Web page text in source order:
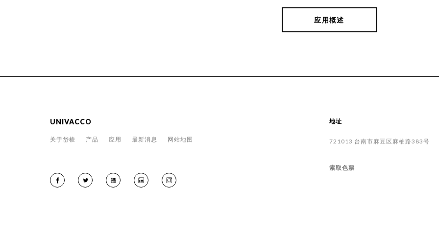
应用概述
UNIVACCO
关于岱棱 产品 应用 最新消息 网站地图
地址
721013 台南市麻豆区 麻柚路383号
索取色票